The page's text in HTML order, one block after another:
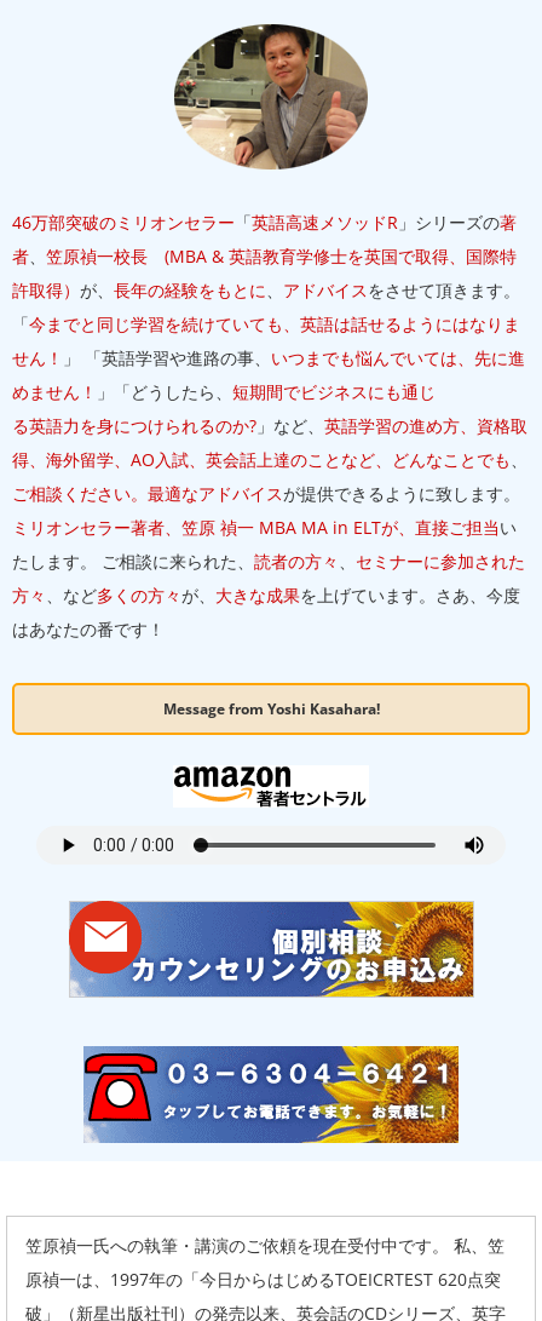
46万部突破のミリオンセラー 「英語高速メソッドR 」シリーズの著
者、 笠原禎一校長 (MBA & 英語教育学修士を英国で取得、国際特
許取得） が、 長年の経験をもとに、 アドバイスをさせて頂きます。
「今までと同じ学習を続けていても、英語は話せるようにはなりま
せん！ 」 「英語学習や進路の事、 いつまでも悩んでいては、先に進
めません！ 」「どうしたら、 短期間でビジネスにも通じ
る英語力を身につけられるのか? 」など、 英語学習の進め方、資格取
得、海外留学、AO入試、英会話上達のことなど、どんなことでも、
ご相談ください。最適なアドバイスが提供できるように致します。
ミリオンセラー著者、笠原 禎一 MBA MA in ELTが、直接ご担当い
たします。 ご相談に来られた、 読者の方々 、 セミナーに参加された
方々 、など多くの方々が、 大きな成果を上げています。さあ、今度
はあなたの番です！
Message from Yoshi Kasahara!
笠原禎一氏への執筆・講演のご依頼を現在受付中です。 私、笠
原禎一は、1997年の「今日からはじめるTOEICRTEST 620点突
破」（新星出版社刊）の発売以来、英会話のCDシリーズ、英字